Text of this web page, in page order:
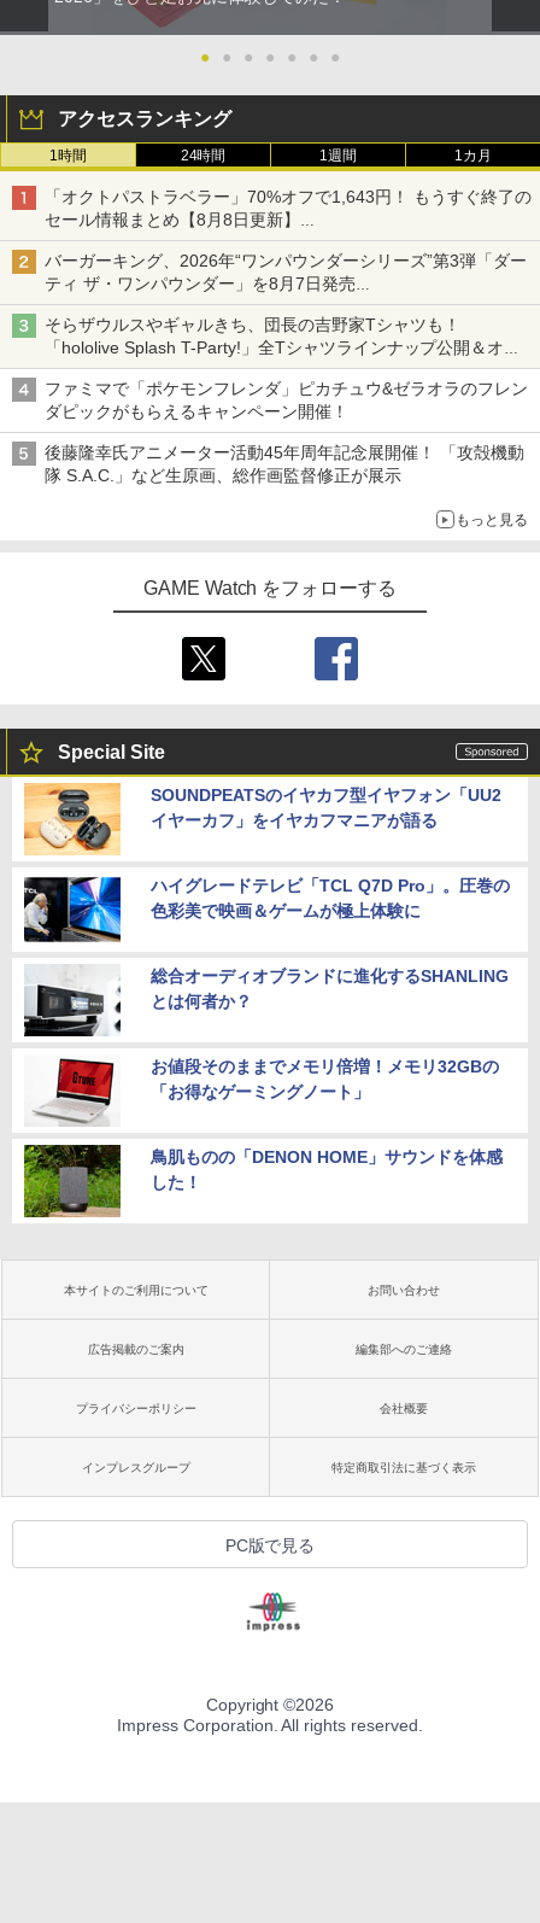
ラー (カーボンブラック)
￥8,020
【純正品】Xbox 充電式バッテリー + US
B-C ケーブル
￥2,618
5
【国内正規品】Thrustmaster スラスト
マスター TH8S シフター - PC、PS4、P
S5、PS5 Pro、Xbox One、Xbox Serie
s X|S 対応の高精度 H パターン シフター
￥14,141
ナル三方背収納ケース付きコレクション)
(オリジナル特典:オリジナル巾着＋メー
カー特典:【坤と離】二振りの剣、十翼よ
り来たる！スタジオ描き下ろしイラスト
ボード付) [Blu-ray]
￥10,780
4
劇場版「鬼滅の刃」無限城編 第一章 猗
窩座再来 完全生産限定版 [Blu-ray]
￥8,698
【Amazon.co.jp限定】劇場版モノノ怪
第三章 蛇神 (オリジナル特典:オリジナル
しイラストボード付) [DVD]
￥8,800
2
【当店独自で＋P10倍★要エントリー】
【中古】[Switch2] ぽこ あ ポケモン(20
￥6,880
3
【特典】デジモンストーリー タイムスト
レンジャー Switch2版(【早期購入封入
特典】プレオーダーパック＋「デジモン
カードゲーム」プレイアブルカード)
￥6,943
4
コナミデジタルエンタテインメント 【S
witch】パワフルプロ野球2026-2027 [H
AC-P-BQPYA NSW パワフルプロヤキュ
ウ 2026-2027]
【ダイヤ・プラチナ会員様限定！エント
リーでポイント10倍！】【メール便発
送】【新品】Nintendo Switch 2 ゲーム
ソフト ぽこ あ ポケモン POT-P-AAB5A
￥2,237
3
【ジャンボPACK】鬼エイム 指サック ゲ
行動 PUBG Apex CoD 高感度 銀繊維 手
汗対策 鬼サック 22個入り
￥2,480
カプコン 【PS5】BIOHAZARD RE:2 Z
Version [ELJM-30585 PS5 バイオハザ
ードRE2]
￥2,790
￥810
[Switch] Pokemon Champions + スタ
ーターパック（ダウンロード版）※720
ポイントまでご利用可
￥980
WSC / EYESRAIL レトロゲーム ガーデ
ィアン 【コレクター開発x国内製造】 ハ
ード コレクションケース UVカット 透明
保護 保管 クリアケース（ WSC ワンダー
スワンカラー用 ）
￥880
￥3,984
定版)【Blu-ray】 [ 杉田智和 ]
3
劇場版モノノ怪 第三章 蛇神【Blu-ray】
[ 神谷浩史 ]
￥7,821
劇場版「鬼滅の刃」無限城編 第一章 猗
窩座再来(完全生産限定版)【Blu-ray】 [
吾峠呼世晴 ]
￥8,690
【楽天ブックス限定全巻購入特典+全巻
A5キャラファイングラフ+長月達平書き
下ろし小説) [ 長月達平 ]
￥9,900
● ● ● ● ● ● ●
アクセスランキング
1時間 24時間 1週間 1カ月
「オクトパストラベラー」70%オフで1,643円！ もうすぐ終了の
セール情報まとめ【8月8日更新】
ニンテンドーeショップでは「大神 絶景版」が67%オフで990円
バーガーキング、2026年“ワンパウンダーシリーズ”第3弾「ダー
ティ ザ・ワンパウンダー」を8月7日発売
「特製ガーリックマヨソース」を使用した超大型チーズバーガー
そらザウルスやギャルきち、団長の吉野家Tシャツも！
「hololive Splash T-Party!」全Tシャツラインナップ公開＆オン
ライン販売開始
ファミマで「ポケモンフレンダ」ピカチュウ&ゼラオラのフレン
ダピックがもらえるキャンペーン開催！
後藤隆幸氏アニメーター活動45年周年記念展開催！ 「攻殻機動
隊 S.A.C.」など生原画、総作画監督修正が展示
もっと見る
GAME Watch をフォローする
Special Site
SOUNDPEATSのイヤカフ型イヤフォン「UU2
イヤーカフ」をイヤカフマニアが語る
ハイグレードテレビ「TCL Q7D Pro」。圧巻の
色彩美で映画＆ゲームが極上体験に
総合オーディオブランドに進化するSHANLING
とは何者か？
お値段そのままでメモリ倍増！メモリ32GBの
「お得なゲーミングノート」
鳥肌ものの「DENON HOME」サウンドを体感
した！
本サイトのご利用について お問い合わせ
広告掲載のご案内 編集部へのご連絡
プライバシーポリシー 会社概要
インプレスグループ 特定商取引法に基づく表示
PC版で見る
Copyright ©2026
Impress Corporation. All rights reserved.